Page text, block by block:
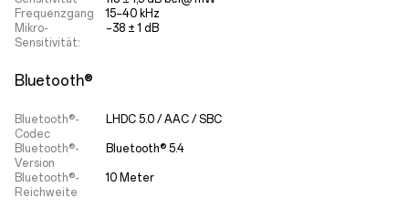
Frequenzgang
15–40 kHz
Mikro-
Sensitivität:
–38 ± 1 dB
Bluetooth®
Bluetooth®-
Codec
LHDC 5.0 / AAC / SBC
Bluetooth®-
Version
Bluetooth® 5.4
Bluetooth®-
Reichweite
10 Meter